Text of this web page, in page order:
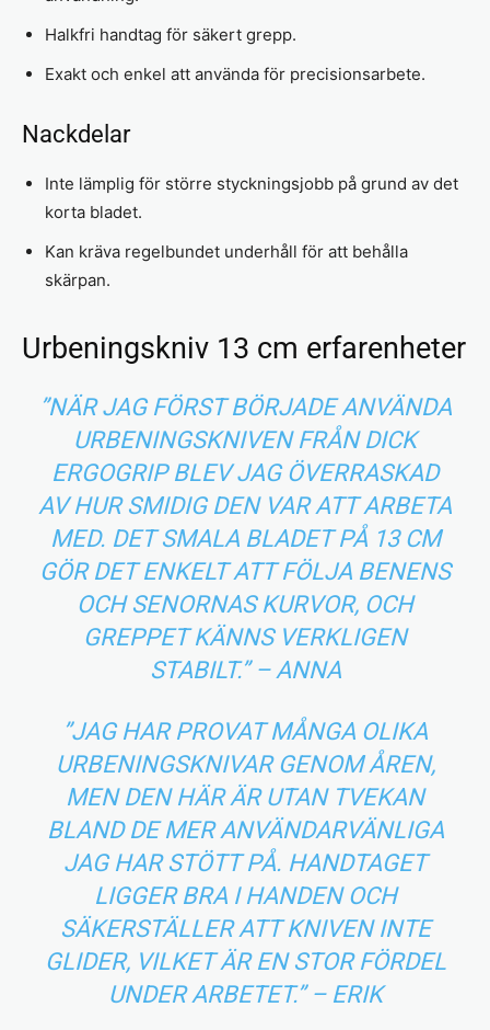
Halkfri handtag för säkert grepp.
Exakt och enkel att använda för precisionsarbete.
Nackdelar
Inte lämplig för större styckningsjobb på grund av det
korta bladet.
Kan kräva regelbundet underhåll för att behålla
skärpan.
Urbeningskniv 13 cm erfarenheter
”NÄR JAG FÖRST BÖRJADE ANVÄNDA
URBENINGSKNIVEN FRÅN DICK
ERGOGRIP BLEV JAG ÖVERRASKAD
AV HUR SMIDIG DEN VAR ATT ARBETA
MED. DET SMALA BLADET PÅ 13 CM
GÖR DET ENKELT ATT FÖLJA BENENS
OCH SENORNAS KURVOR, OCH
GREPPET KÄNNS VERKLIGEN
STABILT.” – ANNA
”JAG HAR PROVAT MÅNGA OLIKA
URBENINGSKNIVAR GENOM ÅREN,
MEN DEN HÄR ÄR UTAN TVEKAN
BLAND DE MER ANVÄNDARVÄNLIGA
JAG HAR STÖTT PÅ. HANDTAGET
LIGGER BRA I HANDEN OCH
SÄKERSTÄLLER ATT KNIVEN INTE
GLIDER, VILKET ÄR EN STOR FÖRDEL
UNDER ARBETET.” – ERIK